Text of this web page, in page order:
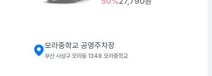
모라중학교 공영주차장
부산 사상구 모라동 1348 모라중학교